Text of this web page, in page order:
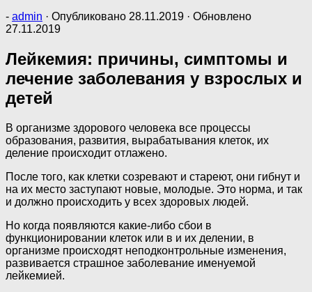
- admin · Опубликовано 28.11.2019 · Обновлено
27.11.2019
Лейкемия: причины, симптомы и
лечение заболевания у взрослых и
детей
В организме здорового человека все процессы
образования, развития, вырабатывания клеток, их
деление происходит отлажено.
После того, как клетки созревают и стареют, они гибнут и
на их место заступают новые, молодые. Это норма, и так
и должно происходить у всех здоровых людей.
Но когда появляются какие-либо сбои в
функционировании клеток или в и их делении, в
организме происходят неподконтрольные изменения,
развивается страшное заболевание именуемой
лейкемией.